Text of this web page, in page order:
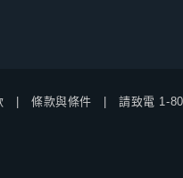
條款與條件 請致電 1-